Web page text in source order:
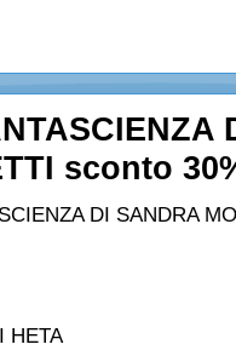
sconto
DI SANDRA
HETA